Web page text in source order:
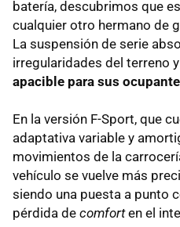
batería, descubrimos que
cualquier otro hermano de
La suspensión de serie
irregularidades del terreno
apacible para sus
En la versión F-Sport, que
adaptativa variable y
movimientos de la
vehículo se vuelve más
siendo una puesta a punto
pérdida de comforten el